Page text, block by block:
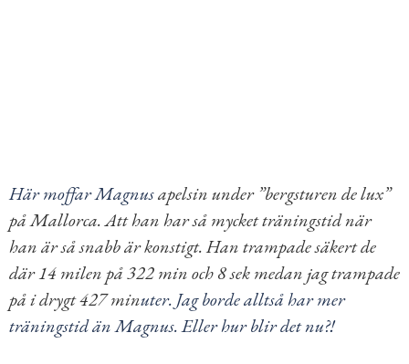
Här moffar Magnusapelsin under”bergsturen de lux”
på Mallorca. Att han har så mycket träningstid när
han är så snabb är konstigt. Han trampade säkert de
där 14 milen på 322 min och 8 sek medan jag trampade
på i drygt 427 minuter. Jag borde alltså har mer
träningstid än Magnus. Eller hur blir det nu?!